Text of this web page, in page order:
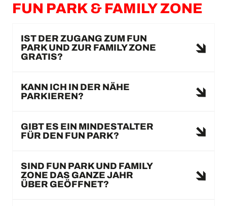
FUN PARK & FAMILY ZONE
IST DER ZUGANG ZUM FUN
PARK UND ZUR FAMILY ZONE
GRATIS?
KANN ICH IN DER NÄHE
PARKIEREN?
GIBT ES EIN MINDESTALTER
FÜR DEN FUN PARK?
SIND FUN PARK UND FAMILY
ZONE DAS GANZE JAHR
ÜBER GEÖFFNET?